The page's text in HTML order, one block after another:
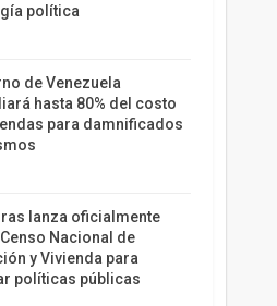
política
de Venezuela
hasta 80% del costo
para damnificados
lanza oficialmente
Nacional de
y Vivienda para
políticas públicas